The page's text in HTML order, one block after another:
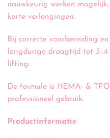
nauwkeurig werken
korte verlengingen.
Bij correcte voorbereiding
langdurige draagtijd tot
lifting.
De formule is HEMA- &
professioneel gebruik.
Productinformatie